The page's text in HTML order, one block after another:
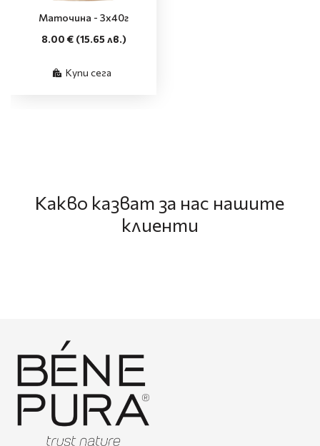
Маточина - 3x40г
8.00 € (15.65 лв.)
Купи сега
Какво казват за нас нашите
клиенти